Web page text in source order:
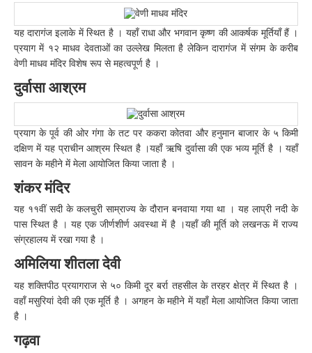
यह दारागंज इलाके में स्थित है । यहाँ राधा और भगवान कृष्ण की आकर्षक मूर्तियाँ हैं ।
प्रयाग में १२ माधव देवताओं का उल्लेख मिलता है लेकिन दारागंज में संगम के करीब
वेणी माधव मंदिर विशेष रूप से महत्वपूर्ण है ।
दुर्वासा आश्रम
प्रयाग के पूर्व की ओर गंगा के तट पर ककरा कोतवा और हनुमान बाजार के ५ किमी
दक्षिण में यह प्राचीन आश्रम स्थित है ।यहाँ ऋषि दुर्वासा की एक भव्य मूर्ति है । यहाँ
सावन के महीने में मेला आयोजित किया जाता है ।
शंकर मंदिर
यह ११वीं सदी के कलचुरी साम्राज्य के दौरान बनवाया गया था । यह लाप्री नदी के
पास स्थित है । यह एक जीर्णशीर्ण अवस्था में है ।यहाँ की मूर्ति को लखनऊ में राज्य
संग्रहालय में रखा गया है ।
अमिलिया शीतला देवी
यह शक्तिपीठ प्रयागराज से ५० किमी दूर बर्रा तहसील के तरहर क्षेत्र में स्थित है ।
वहाँ मसुरियां देवी की एक मूर्ति है । अगहन के महीने में यहाँ मेला आयोजित किया जाता
है ।
गढ़वा